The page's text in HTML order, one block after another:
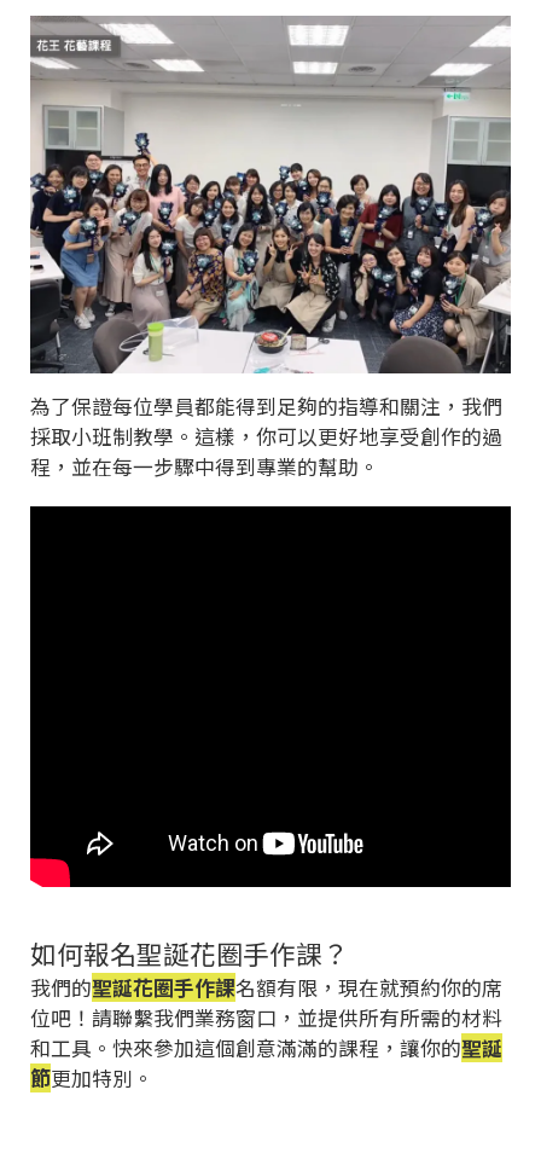
為了保證每位學員都能得到足夠的指導和關注，我們
採取小班制教學。這樣，你可以更好地享受創作的過
程，並在每一步驟中得到專業的幫助。
如何報名聖誕花圈手作課？
我們的聖誕花圈手作課名額有限，現在就預約你的席
位吧！請聯繫我們業務窗口，並提供所有所需的材料
和工具。快來參加這個創意滿滿的課程，讓你的聖誕
節更加特別。